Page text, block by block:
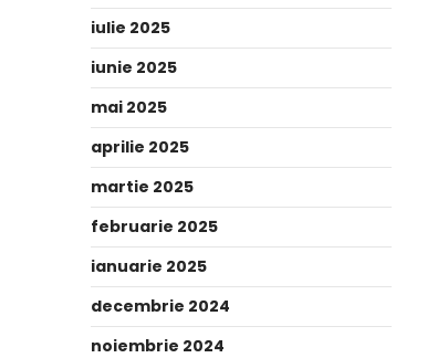
iulie 2025
iunie 2025
mai 2025
aprilie 2025
martie 2025
februarie 2025
ianuarie 2025
decembrie 2024
noiembrie 2024